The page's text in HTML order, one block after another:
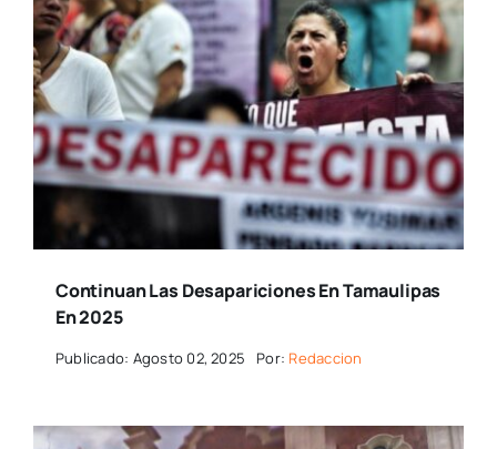
Continuan Las Desapariciones En Tamaulipas
En 2025
Publicado: Agosto 02, 2025 Por: Redaccion